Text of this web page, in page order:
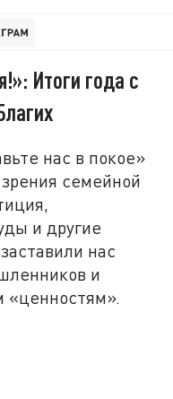
Итоги года с
нас в покое»
семейной
и другие
нас
и
«ценностям».